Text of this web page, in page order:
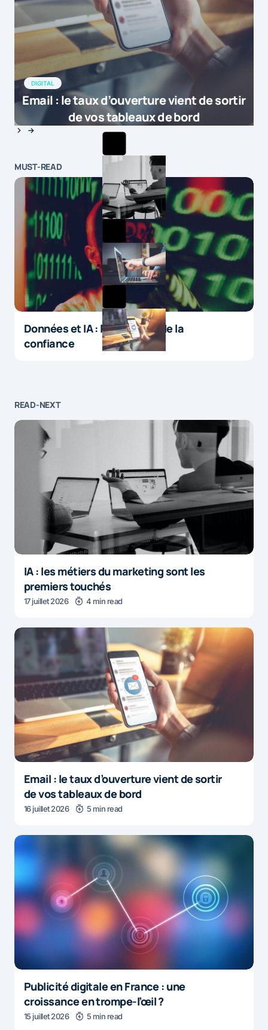
DIGITAL
Email : le taux d’ouverture vient de sortir
de vos tableaux de bord
MUST-READ
Données et IA : le paradoxe de la
confiance
READ-NEXT
IA : les métiers du marketing sont les
premiers touchés
17 juillet 2026 4 min read
Email : le taux d’ouverture vient de sortir
de vos tableaux de bord
16 juillet 2026 5 min read
Publicité digitale en France : une
croissance en trompe-l’œil ?
15 juillet 2026 5 min read